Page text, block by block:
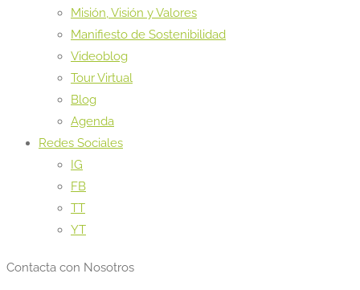
Misión, Visión y Valores
Manifiesto de Sostenibilidad
Videoblog
Tour Virtual
Blog
Agenda
Redes Sociales
IG
FB
TT
YT
Contacta con Nosotros